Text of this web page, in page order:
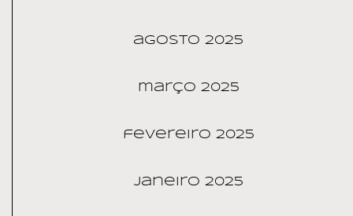
agosto 2025
março 2025
fevereiro 2025
janeiro 2025